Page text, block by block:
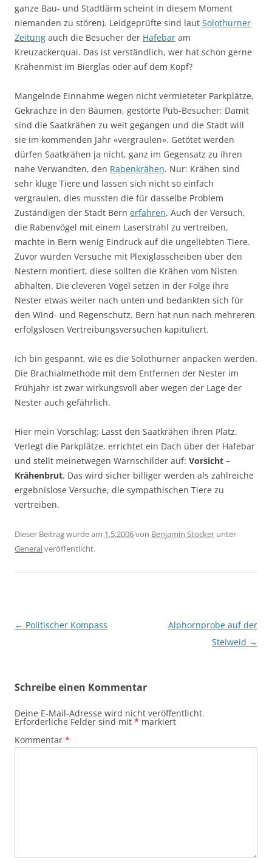
ganze Bau- und Stadtlärm scheint in diesem Moment
niemanden zu stören). Leidgeprüfte sind laut Solothurner
Zeitung auch die Besucher der Hafebar am
Kreuzackerquai. Das ist verständlich, wer hat schon gerne
Krähenmist im Bierglas oder auf dem Kopf?
Mangelnde Einnahme wegen nicht vermieteter Parkplätze,
Gekrächze in den Bäumen, gestörte Pub-Besucher: Damit
sind die Saatkrähen zu weit gegangen und die Stadt will
sie im kommenden Jahr «vergraulen». Getötet werden
dürfen Saatkrähen ja nicht, ganz im Gegensatz zu ihren
nahe Verwandten, den Rabenkrähen. Nur: Krähen sind
sehr kluge Tiere und lassen sich nicht so einfach
vergraulen, dies mussten die für dasselbe Problem
Zuständigen der Stadt Bern erfahren. Auch der Versuch,
die Rabenvögel mit einem Laserstrahl zu vertreiben,
machte in Bern wenig Eindruck auf die ungeliebten Tiere.
Zuvor wurden Versuche mit Plexiglasscheiben über den
Nestern montiert, diese sollten die Krähen vom Nisten
abhalten. Die cleveren Vögel setzen in der Folge ihre
Nester etwas weiter nach unten und bedankten sich für
den Wind- und Regenschutz. Bern hat nun nach mehreren
erfolgslosen Vertreibungsversuchen kapituliert.
Ich bin gespannt, wie es die Solothurner anpacken werden.
Die Brachialmethode mit dem Entfernen der Nester im
Frühjahr ist zwar wirkungsvoll aber wegen der Lage der
Nester auch gefährlich.
Hier mein Vorschlag: Lasst den Saatkrähen ihren Platz.
Verlegt die Parkplätze, errichtet ein Dach über der Hafebar
und stellt meinetwegen Warnschilder auf: Vorsicht –
Krähenbrut. Das wird sicher billiger werden als zahlreiche
ergebnislose Versuche, die sympathischen Tiere zu
vertreiben.
Dieser Beitrag wurde am 1.5.2006von Benjamin Stocker unter
Generalveröffentlicht.
Beitragsnavigation
← Politischer Kompass
Alphornprobe auf der
Steiweid →
Schreibe einen Kommentar
Deine E-Mail-Adresse wird nicht veröffentlicht.
Erforderliche Felder sind mit * markiert
Kommentar *